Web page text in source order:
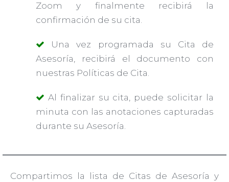
Zoom y finalmente recibirá la
confirmación de su cita.
Una vez programada su Cita de
Asesoría, recibirá el documento con
nuestras Políticas de Cita.
Al finalizar su cita, puede solicitar la
minuta con las anotaciones capturadas
durante su Asesoría.
Compartimos la lista de Citas de Asesoría y